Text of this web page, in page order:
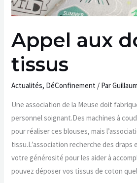
Appel aux
tissus
Actualités, DéConfinement / Par
Une association de la Meuse doit
personnel soignant.Des machines à
pour réaliser ces blouses, mais
tissu.L’association recherche des
votre générosité pour les aider à
pouvez déposer vos tissus de coton